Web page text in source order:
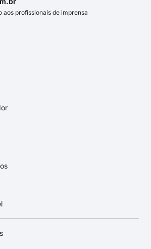
aos profissionais de imprensa